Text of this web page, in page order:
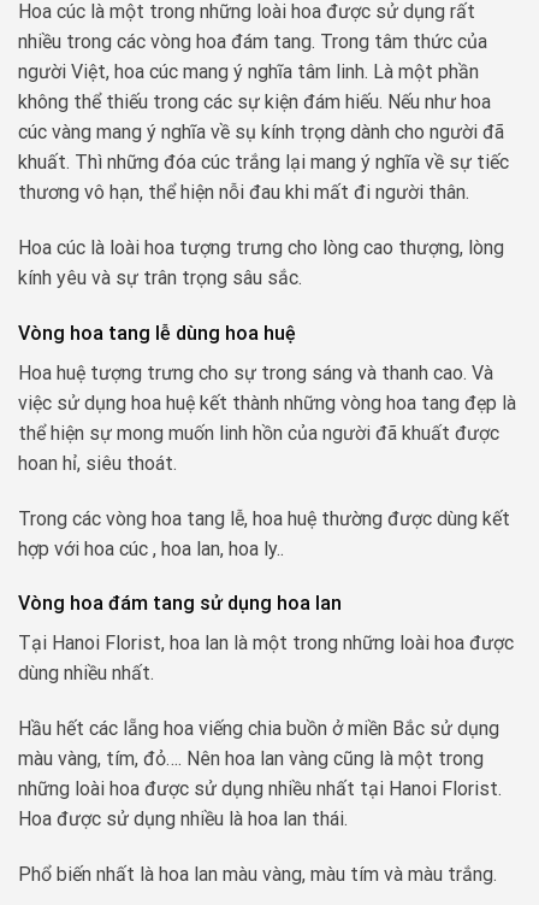
Hoa cúc là một trong những loài hoa được sử dụng rất
nhiều trong các vòng hoa đám tang. Trong tâm thức của
người Việt, hoa cúc mang ý nghĩa tâm linh. Là một phần
không thể thiếu trong các sự kiện đám hiếu. Nếu như hoa
cúc vàng mang ý nghĩa về sụ kính trọng dành cho người đã
khuất. Thì những đóa cúc trắng lại mang ý nghĩa về sự tiếc
thương vô hạn, thể hiện nỗi đau khi mất đi người thân.
Hoa cúc là loài hoa tượng trưng cho lòng cao thượng, lòng
kính yêu và sự trân trọng sâu sắc.
Vòng hoa tang lễ dùng hoa huệ
Hoa huệ tượng trưng cho sự trong sáng và thanh cao. Và
việc sử dụng hoa huệ kết thành những vòng hoa tang đẹp là
thể hiện sự mong muốn linh hồn của người đã khuất được
hoan hỉ, siêu thoát.
Trong các vòng hoa tang lễ, hoa huệ thường được dùng kết
hợp với hoa cúc , hoa lan, hoa ly..
Vòng hoa đám tang sử dụng hoa lan
Tại Hanoi Florist, hoa lan là một trong những loài hoa được
dùng nhiều nhất.
Hầu hết các lẵng hoa viếng chia buồn ở miền Bắc sử dụng
màu vàng, tím, đỏ…. Nên hoa lan vàng cũng là một trong
những loài hoa được sử dụng nhiều nhất tại Hanoi Florist.
Hoa được sử dụng nhiều là hoa lan thái.
Phổ biến nhất là hoa lan màu vàng, màu tím và màu trắng.